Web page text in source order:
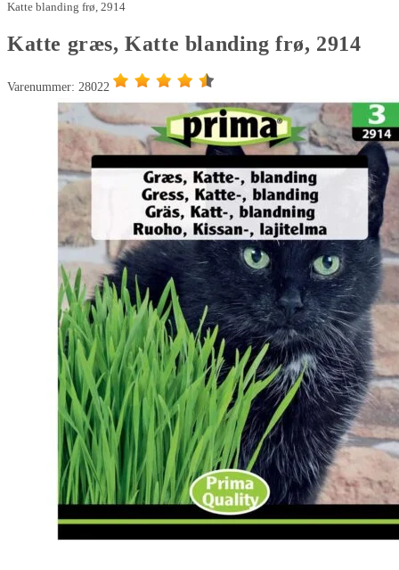
Katte blanding frø, 2914
Katte græs, Katte blanding frø, 2914
Varenummer: 28022